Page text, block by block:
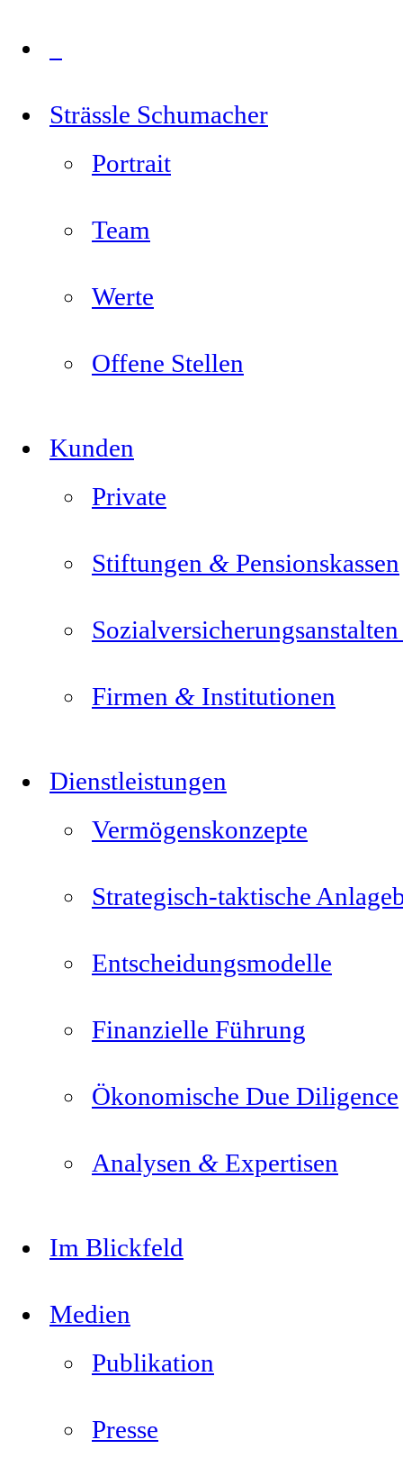
Strässle Schumacher
Portrait
Team
Werte
Offene Stellen
Kunden
Private
Stiftungen & Pensionskassen
Firmen & Institutionen
Dienstleistungen
Vermögenskonzepte
Strategisch-taktische
Entscheidungsmodelle
Finanzielle Führung
Ökonomische Due Diligence
Analysen & Expertisen
Im Blickfeld
Medien
Publikation
Presse